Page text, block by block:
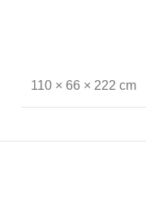
110 × 66 × 222 cm